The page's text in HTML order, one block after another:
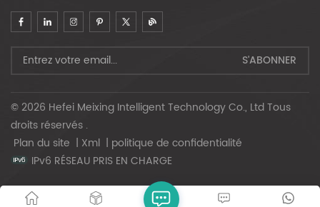
© 2026 Hefei Meixing Intelligent Technology Co., Ltd Tous
droits réservés .
Plan du site | Xml | politique de confidentialité
IPv6 RÉSEAU PRIS EN CHARGE